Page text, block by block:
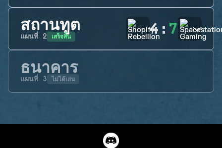
สถานทูต
แผนที่ 2 เสร็จสิ้น 4 : 7
ธนาคาร
แผนที่ 3 ไม่ได้เล่น